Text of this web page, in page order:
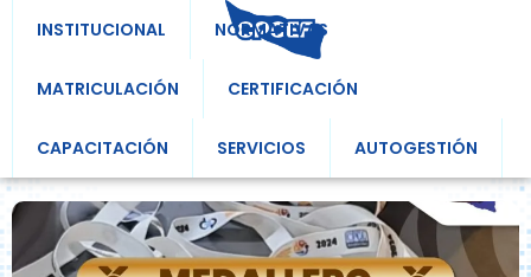
INSTITUCIONAL NORMATIVAS
MATRICULACIÓN CERTIFICACIÓN
CAPACITACIÓN SERVICIOS AUTOGESTIÓN